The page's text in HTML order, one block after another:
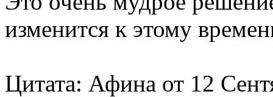
изменится к этому
Цитата: Афина от 12